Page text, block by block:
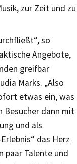
zur Zeit und zu
so
Angebote,
greifbar
Marks. „Also
etwas ein, was
Besucher dann mit
und als
das Herz
paar Talente und